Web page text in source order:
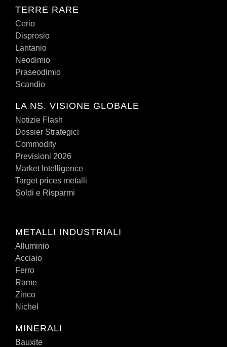
TERRE RARE
Cerio
Disprosio
Lantanio
Neodimio
Praseodimio
Scandio
LA NS. VISIONE GLOBALE
Notizie Flash
Dossier Strategici
Commodity
Previsioni 2026
Market Intelligence
Target prices metalli
Soldi e Risparmi
METALLI INDUSTRIALI
Alluminio
Acciaio
Ferro
Rame
Zinco
Nichel
MINERALI
Bauxite